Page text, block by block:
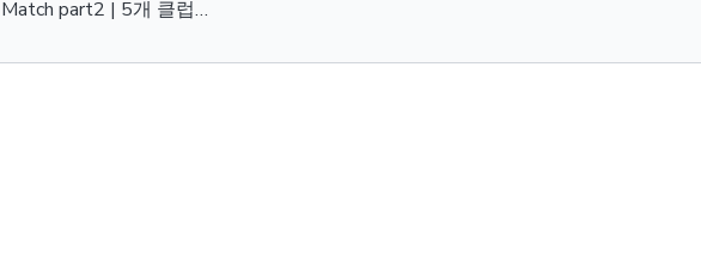
5 Club Golf Match part2 | 5개 클럽 골프 매치 2편